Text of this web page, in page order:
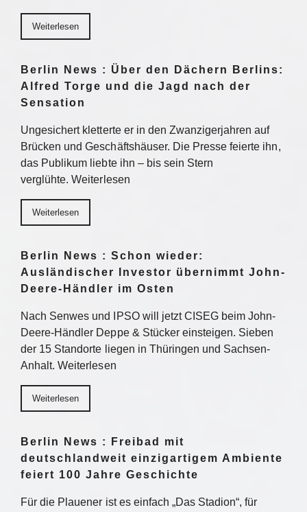
Weiterlesen
Berlin News : Über den Dächern Berlins:
Alfred Torge und die Jagd nach der
Sensation
Ungesichert kletterte er in den Zwanzigerjahren auf
Brücken und Geschäftshäuser. Die Presse feierte ihn,
das Publikum liebte ihn – bis sein Stern
verglühte. Weiterlesen
Weiterlesen
Berlin News : Schon wieder:
Ausländischer Investor übernimmt John-
Deere-Händler im Osten
Nach Senwes und IPSO will jetzt CISEG beim John-
Deere-Händler Deppe & Stücker einsteigen. Sieben
der 15 Standorte liegen in Thüringen und Sachsen-
Anhalt. Weiterlesen
Weiterlesen
Berlin News : Freibad mit
deutschlandweit einzigartigem Ambiente
feiert 100 Jahre Geschichte
Für die Plauener ist es einfach „Das Stadion“, für